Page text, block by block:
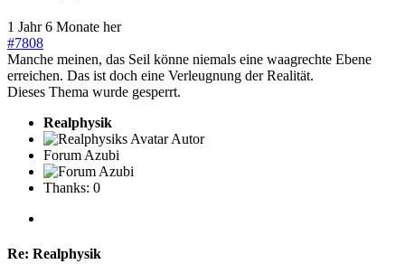
1 Jahr 6 Monate her
#7808
Manche meinen, das Seil könne niemals eine waagrechte Ebene
erreichen. Das ist doch eine Verleugnung der Realität.
Dieses Thema wurde gesperrt.
Realphysik
Autor
Forum Azubi
Thanks: 0
Re: Realphysik